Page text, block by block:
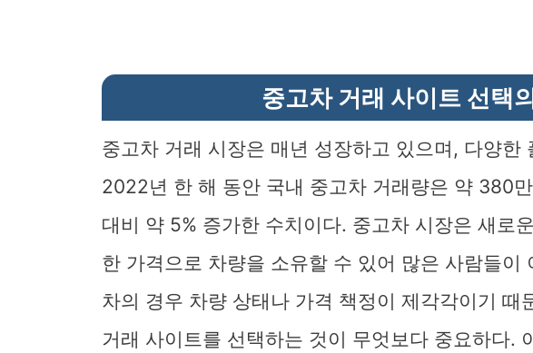
중고차 거래 사이트 선택
중고차 거래 시장은 매년 성장하고 있으며, 다양한
2022년 한 해 동안 국내 중고차 거래량은 약 380
대비 약 5% 증가한 수치이다. 중고차 시장은 새로
한 가격으로 차량을 소유할 수 있어 많은 사람들이
차의 경우 차량 상태나 가격 책정이 제각각이기 때
거래 사이트를 선택하는 것이 무엇보다 중요하다.